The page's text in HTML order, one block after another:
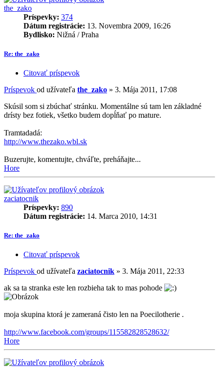
the_zako
Príspevky: 374
Dátum registrácie: 13. Novembra 2009, 16:26
Bydlisko: Nižná / Praha
Re: the_zako
Citovať príspevok
Príspevok od užívateľa the_zako » 3. Mája 2011, 17:08
Skúsil som si zbúchať stránku. Momentálne sú tam len základné
drísty bez fotiek, všetko budem dopĺňať po mature.
Tramtadadá:
http://www.thezako.wbl.sk
Buzerujte, komentujte, chváľte, preháňajte...
Hore
zaciatocnik
Príspevky: 890
Dátum registrácie: 14. Marca 2010, 14:31
Re: the_zako
Citovať príspevok
Príspevok od užívateľa zaciatocnik » 3. Mája 2011, 22:33
ak sa ta stranka este len rozbieha tak to mas pohode
moja skupina ktorá je zameraná čisto len na Poecilotherie .
http://www.facebook.com/groups/115582828528632/
Hore